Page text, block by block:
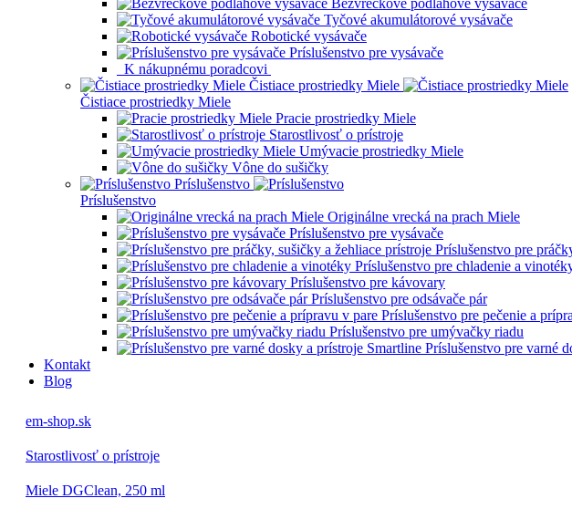
Tyčové akumulátorové vysávače
Robotické vysávače
Príslušenstvo pre vysávače
K nákupnému poradcovi
Čistiace prostriedky Miele
Čistiace prostriedky Miele
Pracie prostriedky Miele
Starostlivosť o prístroje
Umývacie prostriedky Miele
Vône do sušičky
Príslušenstvo
Príslušenstvo
Originálne vrecká na prach Miele
Príslušenstvo pre vysávače
Príslušenstvo pre
Príslušenstvo pre chladenie a
Príslušenstvo pre kávovary
Príslušenstvo pre odsávače pár
Príslušenstvo pre pečenie a
Príslušenstvo pre umývačky riadu
Príslušenstvo pre varné
Kontakt
Blog
em-shop.sk
Starostlivosť o prístroje
Miele DGClean, 250 ml